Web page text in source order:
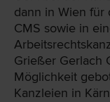
dann in Wien für
CMS sowie in
Grießer Gerlach
Möglichkeit
Kanzleien in